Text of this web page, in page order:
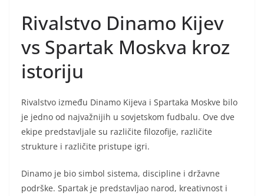
Rivalstvo Dinamo Kijev
vs Spartak Moskva kroz
istoriju
Rivalstvo između Dinamo Kijeva i Spartaka Moskve bilo
je jedno od najvažnijih u sovjetskom fudbalu. Ove dve
ekipe predstavljale su različite filozofije, različite
strukture i različite pristupe igri.
Dinamo je bio simbol sistema, discipline i državne
podrške. Spartak je predstavljao narod, kreativnost i